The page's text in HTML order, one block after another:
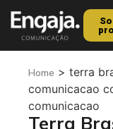
Home >terra
comunicacao
comunicacao
Terra